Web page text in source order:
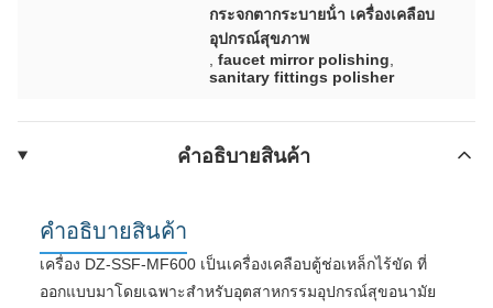
กระจกตากระบายน้ํา เครื่องเคลือบ
อุปกรณ์สุขภาพ
,faucet mirror polishing
sanitary fittings polisher
คําอธิบายสินค้า
คําอธิบายสินค้า
เครื่อง DZ-SSF-MF600 เป็นเครื่องเคลือบตู้ช่อเหล็กไร้ขัด ที่
ออกแบบมาโดยเฉพาะสําหรับอุตสาหกรรมอุปกรณ์สุขอนามัย